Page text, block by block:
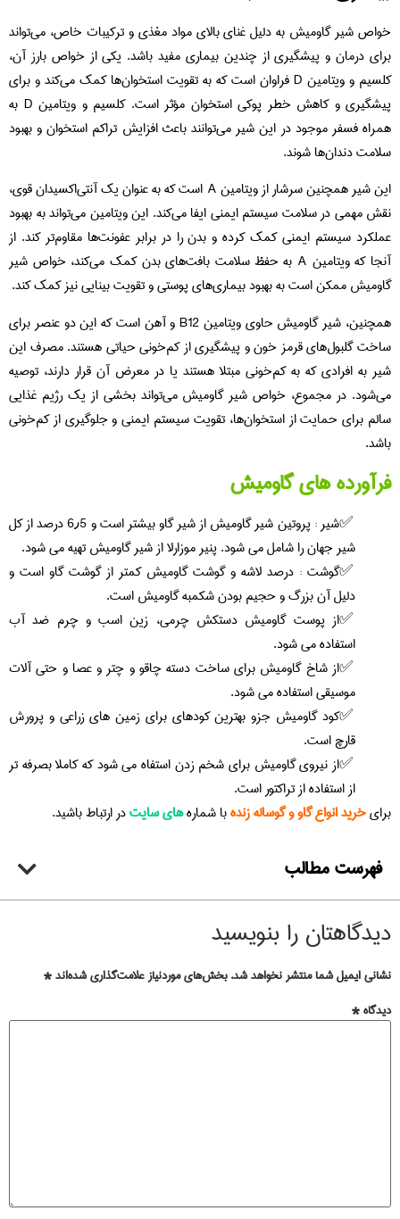
خواص شیر گاومیش به دلیل غنای بالای مواد مغذی و ترکیبات خاص، می‌تواند
برای درمان و پیشگیری از چندین بیماری مفید باشد. یکی از خواص بارز آن،
کلسیم و ویتامین D فراوان است که به تقویت استخوان‌ها کمک می‌کند و برای
پیشگیری و کاهش خطر پوکی استخوان مؤثر است. کلسیم و ویتامین D به
همراه فسفر موجود در این شیر می‌توانند باعث افزایش تراکم استخوان و بهبود
سلامت دندان‌ها شوند.
این شیر همچنین سرشار از ویتامین A است که به عنوان یک آنتی‌اکسیدان قوی،
نقش مهمی در سلامت سیستم ایمنی ایفا می‌کند. این ویتامین می‌تواند به بهبود
عملکرد سیستم ایمنی کمک کرده و بدن را در برابر عفونت‌ها مقاوم‌تر کند. از
آنجا که ویتامین A به حفظ سلامت بافت‌های بدن کمک می‌کند، خواص شیر
گاومیش ممکن است به بهبود بیماری‌های پوستی و تقویت بینایی نیز کمک کند.
همچنین، شیر گاومیش حاوی ویتامین B12 و آهن است که این دو عنصر برای
ساخت گلبول‌های قرمز خون و پیشگیری از کم‌خونی حیاتی هستند. مصرف این
شیر به افرادی که به کم‌خونی مبتلا هستند یا در معرض آن قرار دارند، توصیه
می‌شود. در مجموع، خواص شیر گاومیش می‌تواند بخشی از یک رژیم غذایی
سالم برای حمایت از استخوان‌ها، تقویت سیستم ایمنی و جلوگیری از کم‌خونی
باشد.
فرآورده های گاومیش
شیر : پروتین شیر گاومیش از شیر گاو بیشتر است و 6٫5 درصد از کل
شیر جهان را شامل می شود. پنیر موزارلا از شیر گاومیش تهیه می شود.
گوشت : درصد لاشه و گوشت گاومیش کمتر از گوشت گاو است و
دلیل آن بزرگ و حجیم بودن شکمبه گاومیش است.
از پوست گاومیش دستکش چرمی، زین اسب و چرم ضد آب
استفاده می شود.
از شاخ گاومیش برای ساخت دسته چاقو و چتر و عصا و حتی آلات
موسیقی استفاده می شود.
کود گاومیش جزو بهترین کودهای برای زمین های زراعی و پرورش
قارچ است.
از نیروی گاومیش برای شخم زدن استفاه می شود که کاملا بصرفه تر
از استفاده از تراکتور است.
برایخرید انواع گاو و گوساله زندهبا شمارههای سایتدر ارتباط باشید.
فهرست مطالب
دیدگاهتان را بنویسید
نشانی ایمیل شما منتشر نخواهد شد. بخش‌های موردنیاز علامت‌گذاری شده‌اند*
دیدگاه*